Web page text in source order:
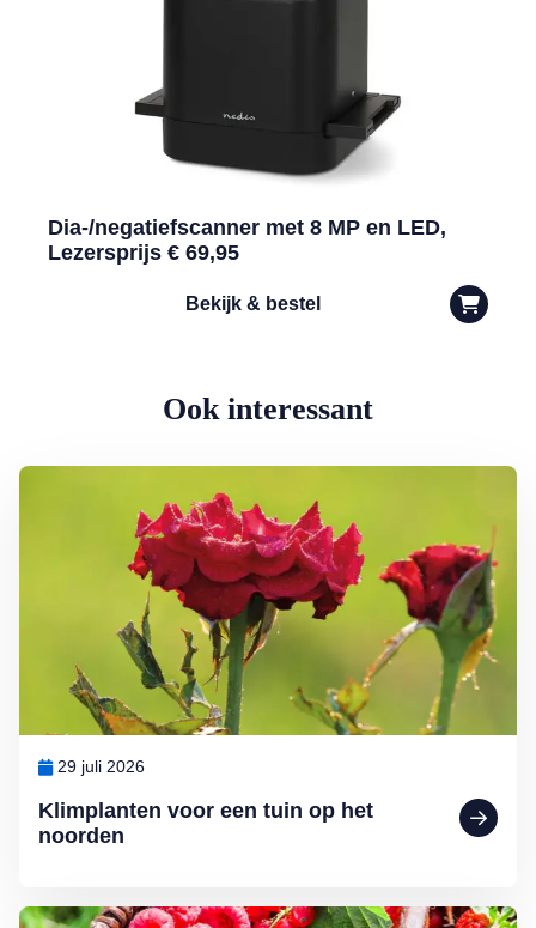
Dia-/negatiefscanner met 8 MP en LED,
Lezersprijs € 69,95
Bekijk & bestel
Ook interessant
Klimplanten voor een tuin op het
noorden
29 juli 2026
Lees meer over Klimplanten voor een tuin op het noorden
Lees meer over Klein maar fijn: kleinfruit kweken in de (moes)tuin